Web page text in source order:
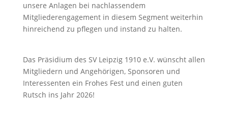
unsere Anlagen bei nachlassendem
Mitgliederengagement in diesem Segment weiterhin
hinreichend zu pflegen und instand zu halten.
Das Präsidium des SV Leipzig 1910 e.V. wünscht allen
Mitgliedern und Angehörigen, Sponsoren und
Interessenten ein Frohes Fest und einen guten
Rutsch ins Jahr 2026!